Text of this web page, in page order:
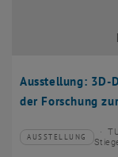
Ausstellung: 3D-
der Forschung
Veranstaltungstyp:
AUSSTELLUNG
Veranstaltungsort: